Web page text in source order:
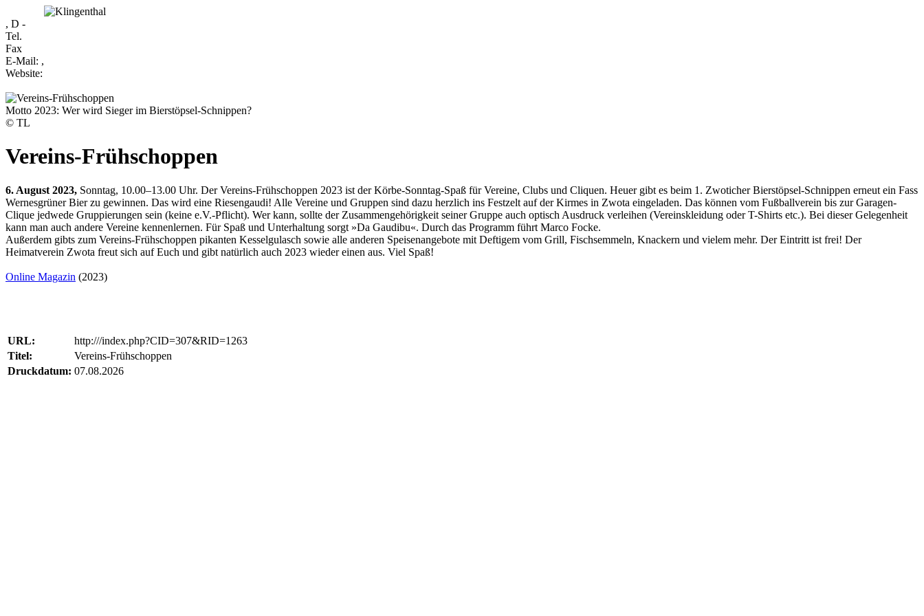
, D -
Tel.
Fax
E-Mail: ,
Website:
Motto 2023: Wer wird Sieger im Bierstöpsel-Schnippen?
© TL
Vereins-Frühschoppen
6. August 2023, Sonntag, 10.00–13.00 Uhr. Der Vereins-Frühschoppen 2023 ist der Körbe-Sonntag-Spaß für Vereine, Clubs und Cliquen. Heuer gibt es beim 1. Zwoticher Bierstöpsel-Schnippen erneut ein Fass
Wernesgrüner Bier zu gewinnen. Das wird eine Riesengaudi! Alle Vereine und Gruppen sind dazu herzlich ins Festzelt auf der Kirmes in Zwota eingeladen. Das können vom Fußballverein bis zur Garagen-
Clique jedwede Gruppierungen sein (keine e.V.-Pflicht). Wer kann, sollte der Zusammengehörigkeit seiner Gruppe auch optisch Ausdruck verleihen (Vereinskleidung oder T-Shirts etc.). Bei dieser Gelegenheit
kann man auch andere Vereine kennenlernen. Für Spaß und Unterhaltung sorgt »Da Gaudibu«. Durch das Programm führt Marco Focke.
Außerdem gibts zum Vereins-Frühschoppen pikanten Kesselgulasch sowie alle anderen Speisenangebote mit Deftigem vom Grill, Fischsemmeln, Knackern und vielem mehr. Der Eintritt ist frei! Der
Heimatverein Zwota freut sich auf Euch und gibt natürlich auch 2023 wieder einen aus. Viel Spaß!
Online Magazin (2023)
URL:
http:///index.php?CID=307&RID=1263
Titel:
Vereins-Frühschoppen
Druckdatum: 07.08.2026